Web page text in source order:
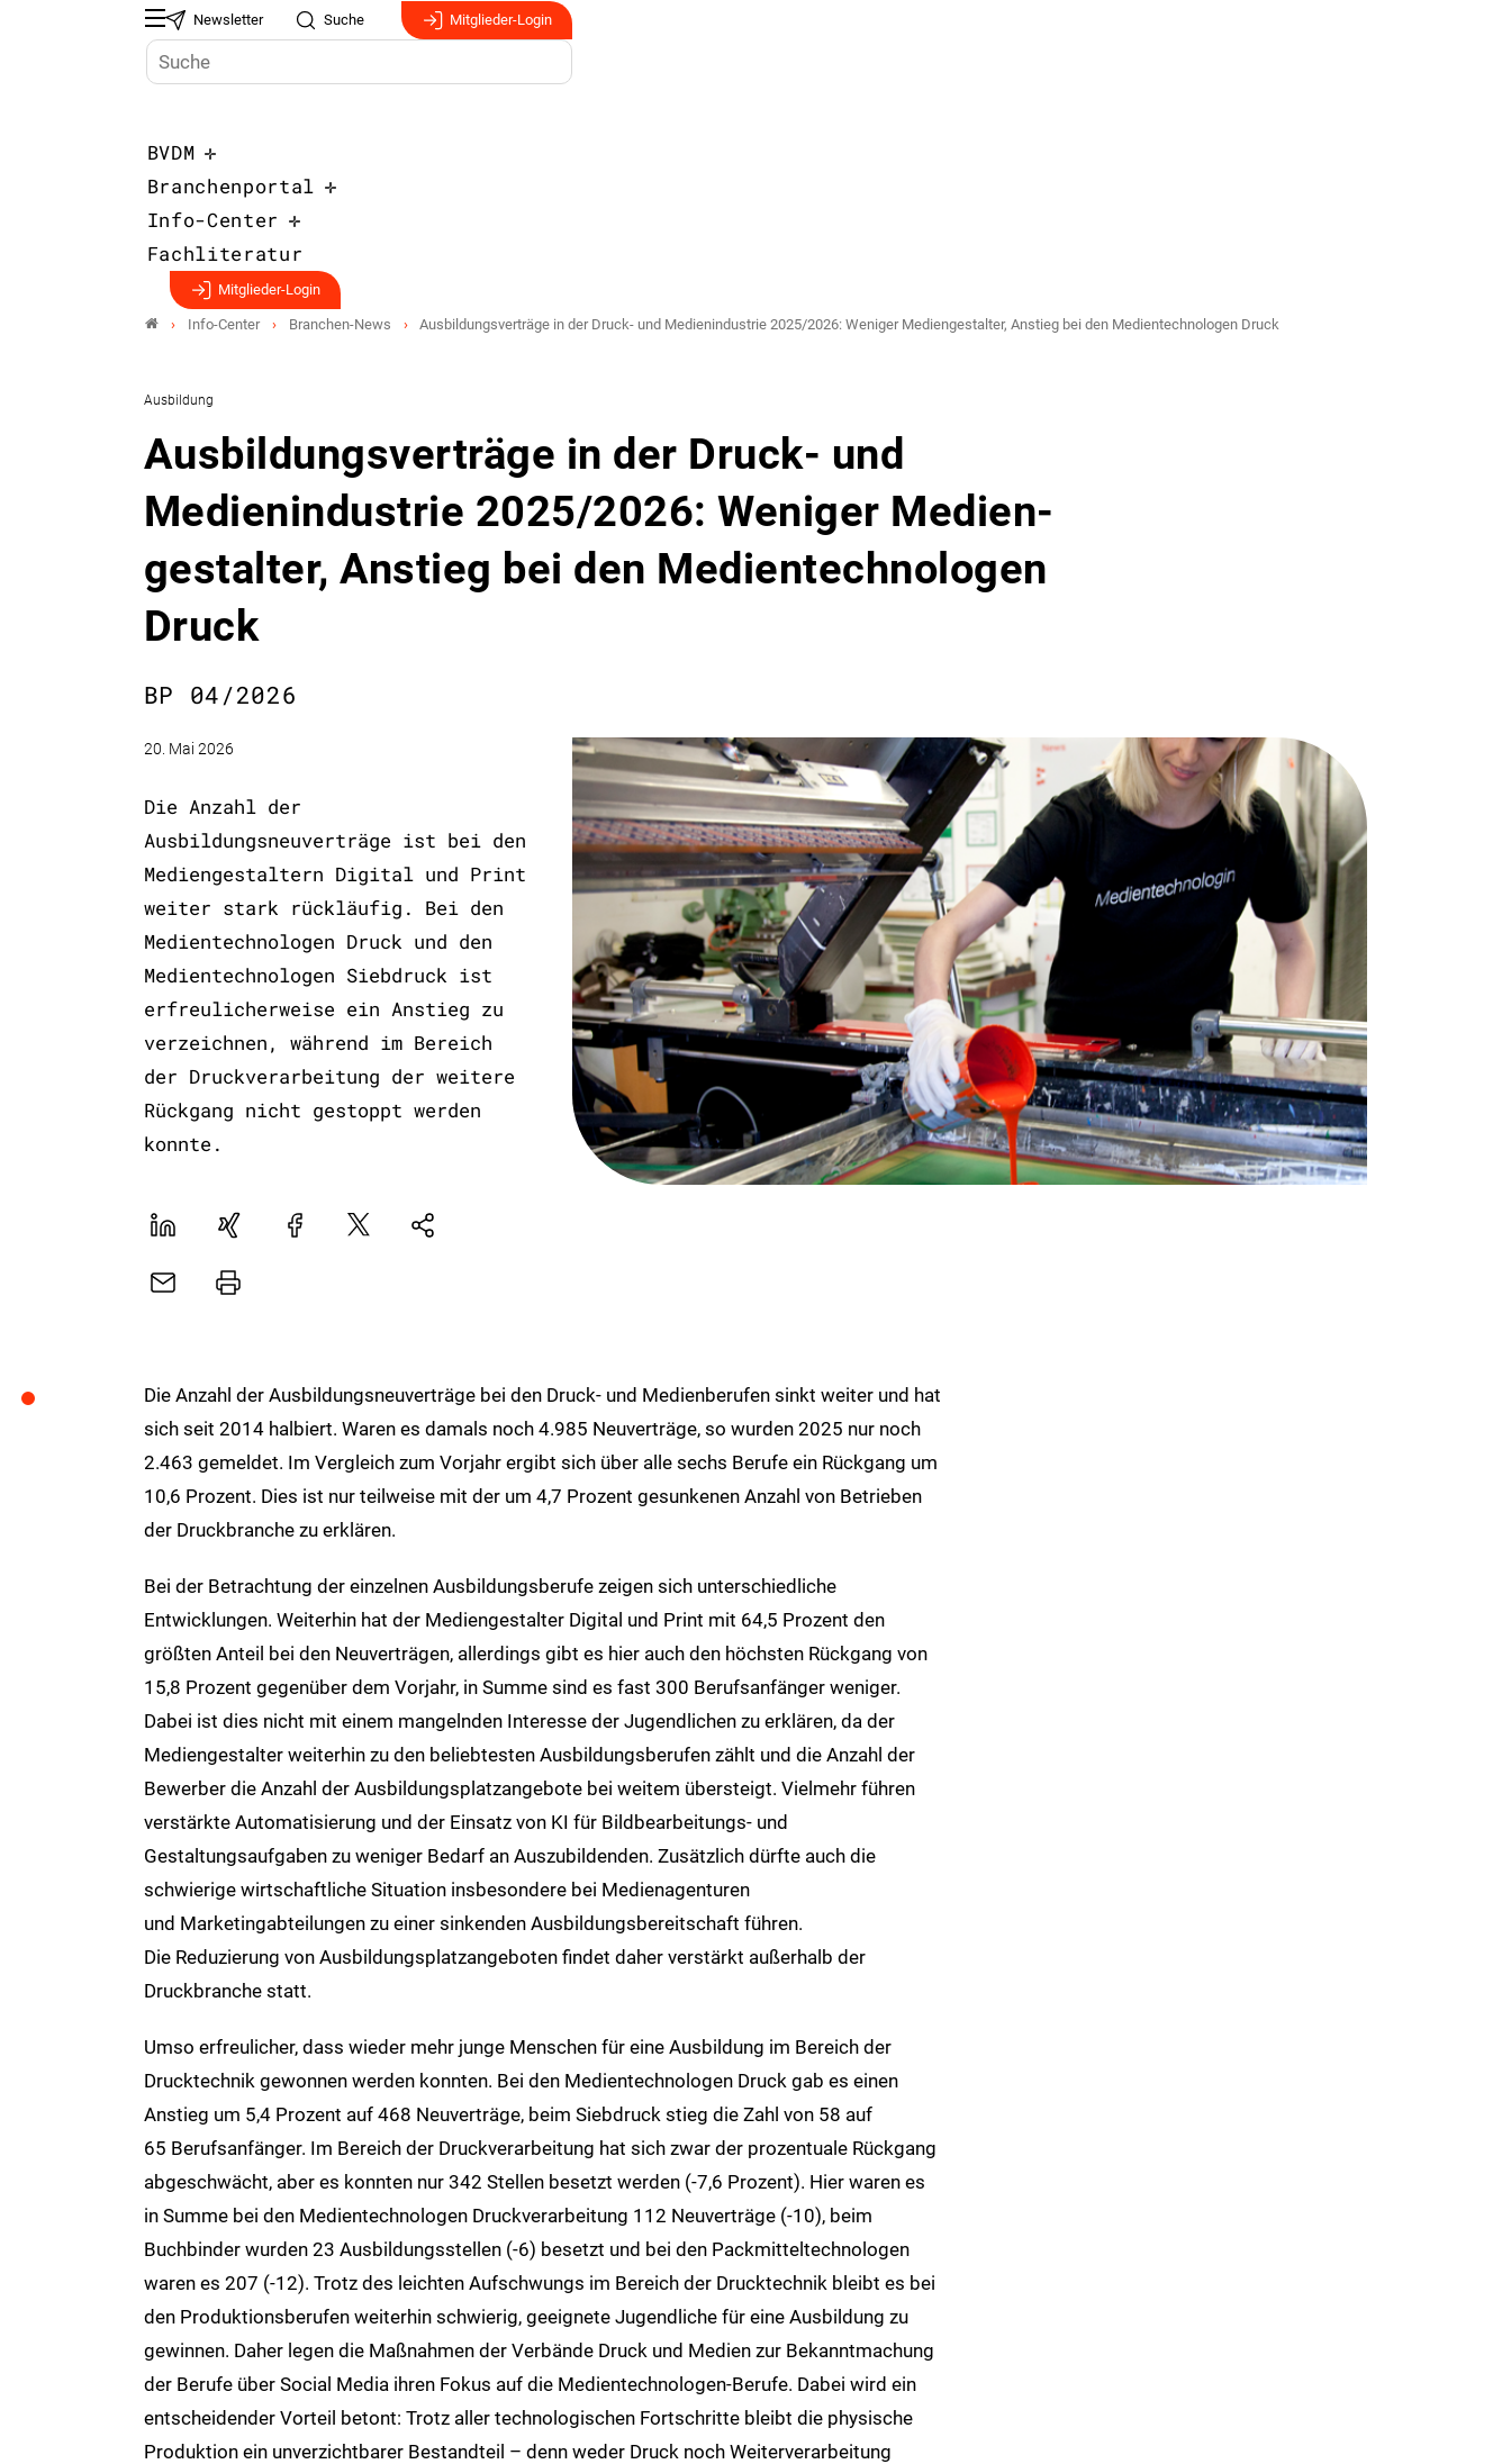
Newsletter Suche Mitglieder-Login
BVDM
Branchenportal
Info-Center
Fachliteratur
Mitglieder-Login
Info-Center Branchen-News Ausbildungs­verträge in der Druck- und Medien­industrie 2025/2026: Weniger Medien­gestalter, Anstieg bei den Medien­technologen Druck
Ausbildung
Ausbildungs­verträge in der Druck- und
Medien­industrie 2025/2026: Weniger Medien­
gestalter, Anstieg bei den Medien­technologen
Druck
BP 04/2026
20. Mai 2026
Die Anzahl der
Ausbildungsneuverträge ist bei den
Mediengestaltern Digital und Print
weiter stark rückläufig. Bei den
Medientechnologen Druck und den
Medientechnologen Siebdruck ist
erfreulicherweise ein Anstieg zu
verzeichnen, während im Bereich
der Druckverarbeitung der weitere
Rückgang nicht gestoppt werden
konnte.
LinekdInXing FacebookPlattformNatives
E-
Drucker
Die Anzahl der Ausbildungsneuverträge bei den Druck- und Medienberufen sinkt weiter und hat
sich seit 2014 halbiert. Waren es damals noch 4.985 Neuverträge, so wurden 2025 nur noch
2.463 gemeldet. Im Vergleich zum Vorjahr ergibt sich über alle sechs Berufe ein Rückgang um
10,6 Prozent. Dies ist nur teilweise mit der um 4,7 Prozent gesunkenen Anzahl von Betrieben
der Druckbranche zu erklären.
Bei der Betrachtung der einzelnen Ausbildungsberufe zeigen sich unterschiedliche
Entwicklungen. Weiterhin hat der Mediengestalter Digital und Print mit 64,5 Prozent den
größten Anteil bei den Neuverträgen, allerdings gibt es hier auch den höchsten Rückgang von
15,8 Prozent gegenüber dem Vorjahr, in Summe sind es fast 300 Berufsanfänger weniger.
Dabei ist dies nicht mit einem mangelnden Interesse der Jugendlichen zu erklären, da der
Mediengestalter weiterhin zu den beliebtesten Ausbildungsberufen zählt und die Anzahl der
Bewerber die Anzahl der Ausbildungsplatzangebote bei weitem übersteigt. Vielmehr führen
verstärkte Automatisierung und der Einsatz von KI für Bildbearbeitungs- und
Gestaltungsaufgaben zu weniger Bedarf an Auszubildenden. Zusätzlich dürfte auch die
schwierige wirtschaftliche Situation insbesondere bei Medienagenturen
und Marketingabteilungen zu einer sinkenden Ausbildungsbereitschaft führen.
Die Reduzierung von Ausbildungsplatzangeboten findet daher verstärkt außerhalb der
Druckbranche statt.
Umso erfreulicher, dass wieder mehr junge Menschen für eine Ausbildung im Bereich der
Drucktechnik gewonnen werden konnten. Bei den Medientechnologen Druck gab es einen
Anstieg um 5,4 Prozent auf 468 Neuverträge, beim Siebdruck stieg die Zahl von 58 auf
65 Berufsanfänger. Im Bereich der Druckverarbeitung hat sich zwar der prozentuale Rückgang
abgeschwächt, aber es konnten nur 342 Stellen besetzt werden (-7,6 Prozent). Hier waren es
in Summe bei den Medientechnologen Druckverarbeitung 112 Neuverträge (-10), beim
Buchbinder wurden 23 Ausbildungsstellen (-6) besetzt und bei den Packmitteltechnologen
waren es 207 (-12). Trotz des leichten Aufschwungs im Bereich der Drucktechnik bleibt es bei
den Produktionsberufen weiterhin schwierig, geeignete Jugendliche für eine Ausbildung zu
gewinnen. Daher legen die Maßnahmen der Verbände Druck und Medien zur Bekanntmachung
der Berufe über Social Media ihren Fokus auf die Medientechnologen-Berufe. Dabei wird ein
entscheidender Vorteil betont: Trotz aller technologischen Fortschritte bleibt die physische
Produktion ein unverzichtbarer Bestandteil – denn weder Druck noch Weiterverarbeitung